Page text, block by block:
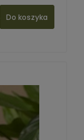
Do koszyka